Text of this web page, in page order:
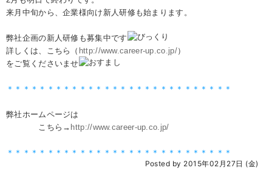
来月中旬から、企業様向け新人研修も始まります。
弊社企画の新人研修も募集中です
詳しくは、こちら（ http://www.career-up.co.jp/）
をご覧くださいませ
＊＊＊＊＊＊＊＊＊＊＊＊＊＊＊＊＊＊＊＊＊＊＊＊＊＊＊＊
弊社ホームページは
こちら→ http://www.career-up.co.jp/
＊＊＊＊＊＊＊＊＊＊＊＊＊＊＊＊＊＊＊＊＊＊＊＊＊＊＊＊
Posted by 2015年02月27日 (金)